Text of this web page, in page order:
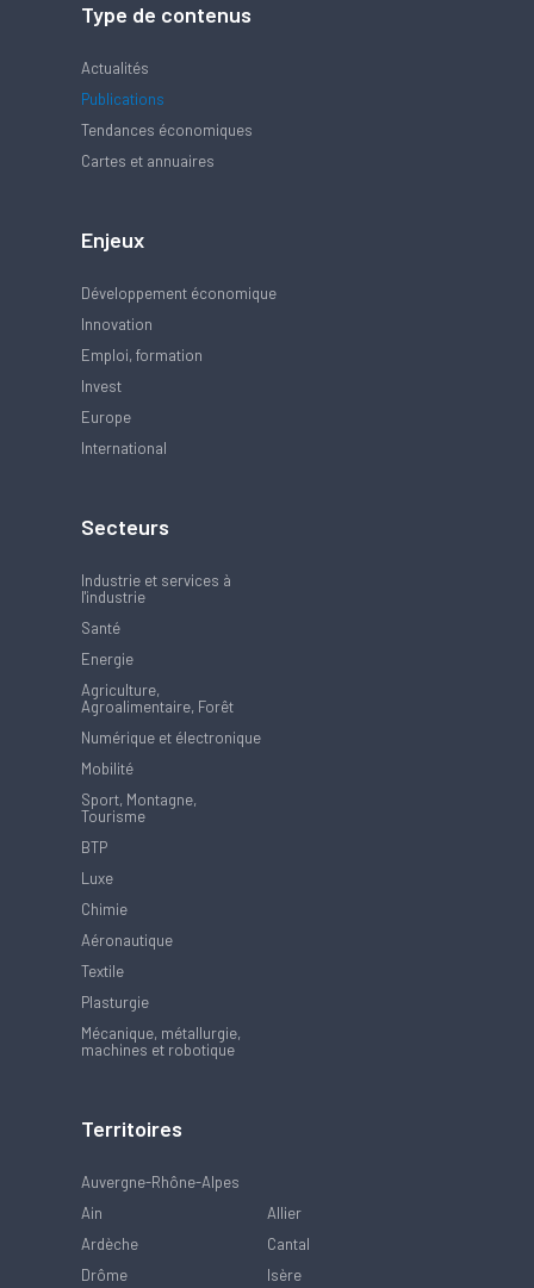
Type de contenus
Actualités
Publications
Tendances économiques
Cartes et annuaires
Enjeux
Développement économique
Innovation
Emploi, formation
Invest
Europe
International
Secteurs
Industrie et services à
l'industrie
Santé
Energie
Agriculture,
Agroalimentaire, Forêt
Numérique et électronique
Mobilité
Sport, Montagne,
Tourisme
BTP
Luxe
Chimie
Aéronautique
Textile
Plasturgie
Mécanique, métallurgie,
machines et robotique
Territoires
Auvergne-Rhône-Alpes
Ain
Allier
Ardèche
Cantal
Drôme
Isère